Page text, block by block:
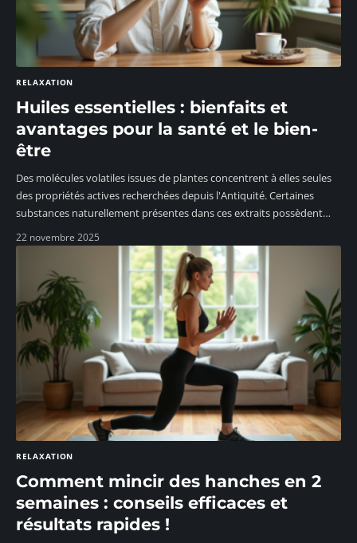
RELAXATION
Huiles essentielles : bienfaits et
avantages pour la santé et le bien-
être
Des molécules volatiles issues de plantes concentrent à elles seules
des propriétés actives recherchées depuis l'Antiquité. Certaines
substances naturellement présentes dans ces extraits possèdent…
22 novembre 2025
RELAXATION
Comment mincir des hanches en 2
semaines : conseils efficaces et
résultats rapides !